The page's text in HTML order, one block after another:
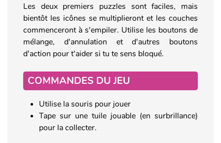
Les deux premiers puzzles sont faciles, mais
bientôt les icônes se multiplieront et les couches
commenceront à s'empiler. Utilise les boutons de
mélange, d'annulation et d'autres boutons
d'action pour t'aider si tu te sens bloqué.
COMMANDES DU JEU
Utilise la souris pour jouer
Tape sur une tuile jouable (en surbrillance)
pour la collecter.